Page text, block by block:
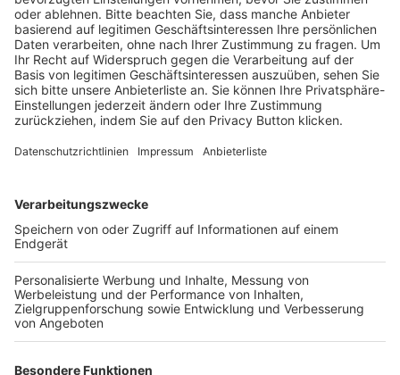
BFV-Geschäftsstellen
Trainerbörse
Login SpielPlus
FOLGE DEM BFV
TOP-VEREINE
TOP-PARTNER